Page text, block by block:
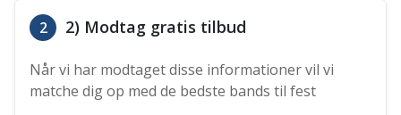
2 2) Modtag gratis tilbud
Når vi har modtaget disse informationer vil vi
matche dig op med de bedste bands til fest